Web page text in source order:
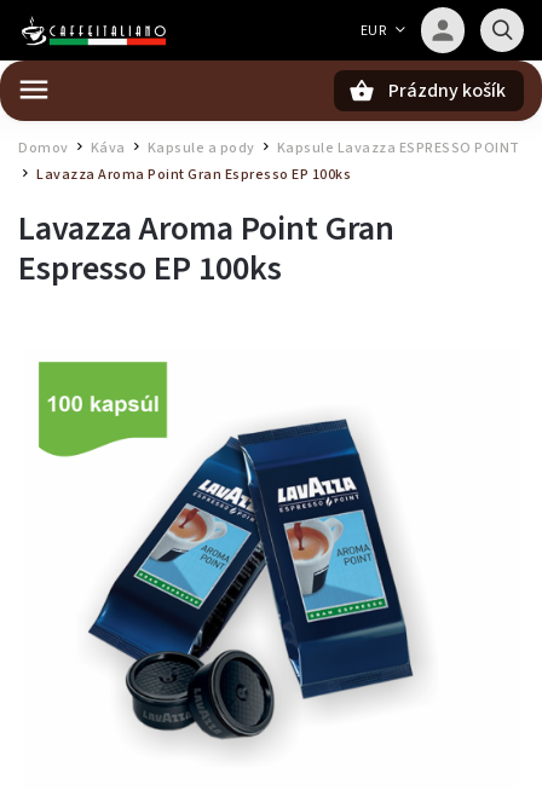
EUR
Prázdny košík
Domov Káva Kapsule a pody
Kapsule Lavazza ESPRESSO POINT
/
Lavazza Aroma Point Gran Espresso EP 100ks
Lavazza Aroma Point Gran
Espresso EP 100ks
Barista — poradca Caffeitaliano